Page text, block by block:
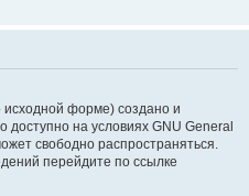
исходной форме) создано и
доступно на условиях GNU General
свободно распространяться.
перейдите по ссылке